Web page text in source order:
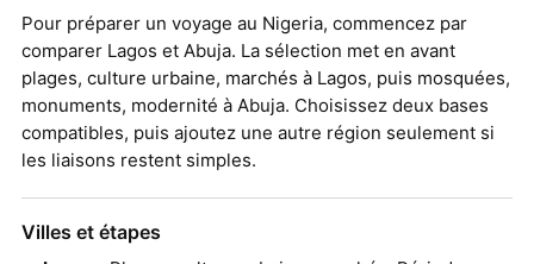
Pour préparer un voyage au Nigeria, commencez par
comparer Lagos et Abuja. La sélection met en avant
plages, culture urbaine, marchés à Lagos, puis mosquées,
monuments, modernité à Abuja. Choisissez deux bases
compatibles, puis ajoutez une autre région seulement si
les liaisons restent simples.
Villes et étapes